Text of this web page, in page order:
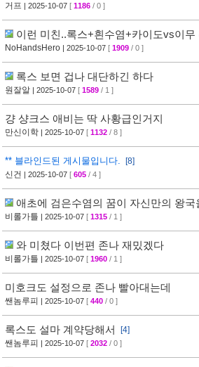
거프 | 2025-10-07 [ 1186 / 0 ]
이런 미친..록스+흰수염+카이도vs이무
NoHandsHero | 2025-10-07 [ 1909 / 0 ]
록스 보면 겁나 대단하긴 하다
원잘알 | 2025-10-07 [ 1589 / 1 ]
걍 샹크스 애비는 딱 사황급인거지
만신이학 | 2025-10-07 [ 1132 / 8 ]
** 블라인드된 게시물입니다.
[8]
신건
| 2025-10-07 [ 605 / 4 ]
애초에 검은수염의 꿈이 자신만의 왕국
때부터
비롤가틀 | 2025-10-07 [ 1315 / 1 ]
와 미쳤다 이번편 존나 재밌겠다
비롤가틀 | 2025-10-07 [ 1960 / 1 ]
미호크도 설정으로 존나 빨아대는데
쌘놈루피 | 2025-10-07 [ 440 / 0 ]
록스도 설마 계약당해서
[4]
쌘놈루피
| 2025-10-07 [ 2032 / 0 ]